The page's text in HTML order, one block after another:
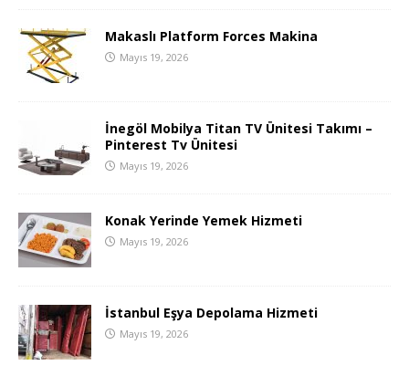
Makaslı Platform Forces Makina
Mayıs 19, 2026
İnegöl Mobilya Titan TV Ünitesi Takımı –
Pinterest Tv Ünitesi
Mayıs 19, 2026
Konak Yerinde Yemek Hizmeti
Mayıs 19, 2026
İstanbul Eşya Depolama Hizmeti
Mayıs 19, 2026